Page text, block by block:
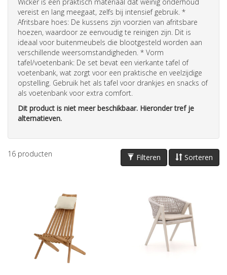
vereist en lang meegaat, zelfs bij intensief gebruik. *
Afritsbare hoes: De kussens zijn voorzien van afritsbare
hoezen, waardoor ze eenvoudig te reinigen zijn. Dit is
ideaal voor buitenmeubels die blootgesteld worden aan
verschillende weersomstandigheden. * Vorm
tafel/voetenbank: De set bevat een vierkante tafel of
voetenbank, wat zorgt voor een praktische en veelzijdige
opstelling. Gebruik het als tafel voor drankjes en snacks of
als voetenbank voor extra comfort.
Dit product is niet meer beschikbaar. Hieronder tref je
alternatieven.
Sorteren
Filteren
16 producten